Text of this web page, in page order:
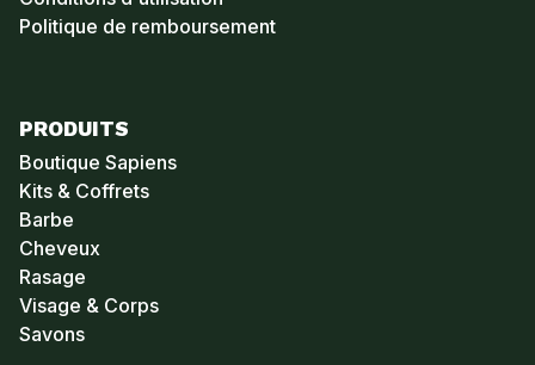
Politique de remboursement
PRODUITS
Boutique Sapiens
Kits & Coffrets
Barbe
Cheveux
Rasage
Visage & Corps
Savons